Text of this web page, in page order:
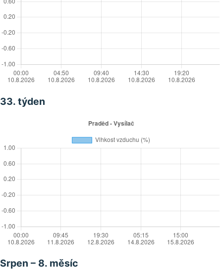
33. týden
Srpen – 8. měsíc